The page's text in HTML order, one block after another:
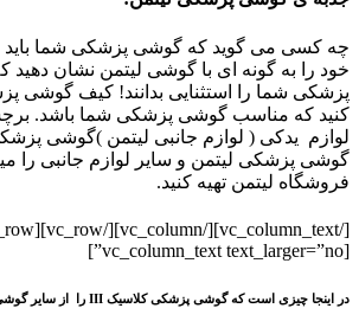
چه کسی می گوید که گوشی پزشکی شما باید
خود را به گونه ای با گوشی لیتمن نشان
پزشکی شما را استثنایی بدانند! کیف گوشی
کنید که مناسب گوشی پزشکی شما باشد.
لوازم یدکی ( لوازم جانبی لیتمن )گوشی
گوشی پزشکی لیتمن و سایر لوازم جانبی را
فروشگاه لیتمن تهیه کنید.
[vc_column_text text_larger=”no”]
در اینجا چیزی است که گوشی پزشکی کلاسیک III را از سایر گوشی های پزشکی متمایز می کند: